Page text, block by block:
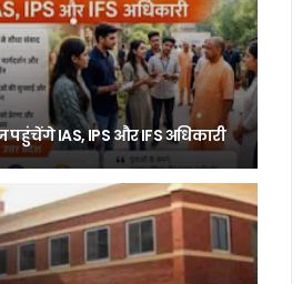
IAS, IPS और IFS अधिकारी